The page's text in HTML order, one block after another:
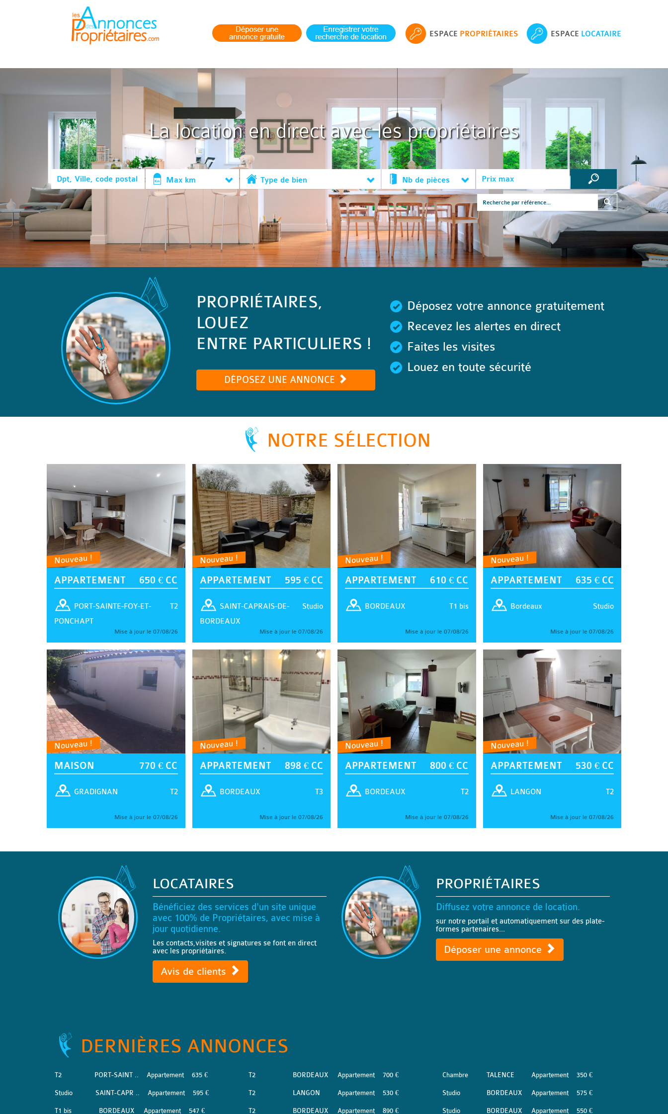
ESPACE PROPRIÉTAIRES ESPACE LOCATAIRE
La location en direct avec les propriétaires
Max km Type de bien Nb de pièces
PROPRIÉTAIRES,
LOUEZ
ENTRE PARTICULIERS !
DÉPOSEZ UNE ANNONCE
Déposez votre annonce gratuitement
Recevez les alertes en direct
Faites les visites
Louez en toute sécurité
NOTRE SÉLECTION
Nouveau !
APPARTEMENT 650 € CC
T2
PORT-SAINTE-FOY-ET-
PONCHAPT
Mise à jour le 07/08/26
Nouveau !
APPARTEMENT 595 € CC
Studio
SAINT-CAPRAIS-DE-
BORDEAUX
Mise à jour le 07/08/26
Nouveau !
APPARTEMENT 610 € CC
T1 bis
BORDEAUX
Mise à jour le 07/08/26
Nouveau !
APPARTEMENT 635 € CC
Studio
Bordeaux
Mise à jour le 07/08/26
Nouveau !
MAISON 770 € CC
T2
GRADIGNAN
Mise à jour le 07/08/26
Nouveau !
APPARTEMENT 898 € CC
T3
BORDEAUX
Mise à jour le 07/08/26
Nouveau !
APPARTEMENT 800 € CC
T2
BORDEAUX
Mise à jour le 07/08/26
Nouveau !
APPARTEMENT 530 € CC
T2
LANGON
Mise à jour le 07/08/26
LOCATAIRES
Bénéficiez des services d'un site unique
avec 100% de Propriétaires, avec mise à
jour quotidienne.
Les contacts,visites et signatures se font en direct
avec les propriétaires.
Avis de clients
PROPRIÉTAIRES
Diffusez votre annonce de location.
sur notre portail et automatiquement sur des plate-
formes partenaires...
Déposer une annonce
DERNIÈRES ANNONCES
T2 PORT-SAINT .. Appartement 635 €
Studio SAINT-CAPR .. Appartement 595 €
T1 bis BORDEAUX Appartement 547 €
T2 BORDEAUX Appartement 700 €
T2 LANGON Appartement 530 €
T2 BORDEAUX Appartement 890 €
Chambre TALENCE Appartement 350 €
Studio BORDEAUX Appartement 575 €
Studio BORDEAUX Appartement 550 €